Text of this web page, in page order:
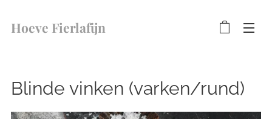
Hoeve Fierlafijn
Blinde vinken (varken/rund)